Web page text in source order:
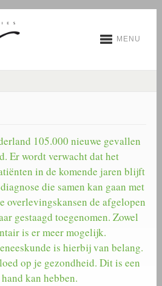
MENU
105.000 nieuwe gevallen
Er wordt verwacht dat het
in de komende jaren blijft
die samen kan gaan met
overlevingskansen de afgelopen
gestaagd toegenomen. Zowel
is er meer mogelijk.
is hierbij van belang.
op je gezondheid. Dit is een
kan hebben.